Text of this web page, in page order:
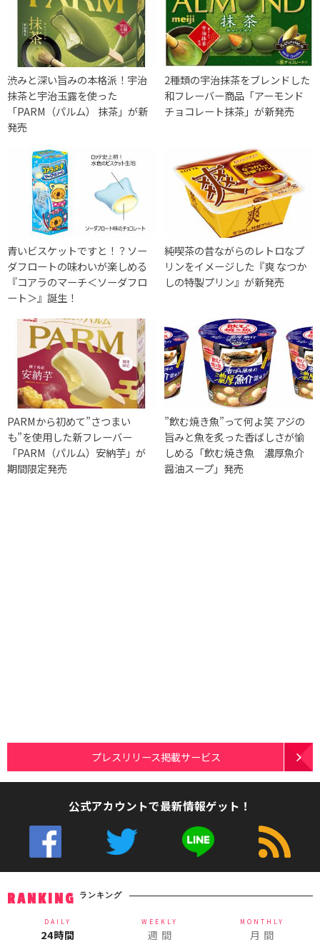
渋みと深い旨みの本格派！宇治
抹茶と宇治玉露を使った
「PARM（パルム） 抹茶」が新
発売
2種類の宇治抹茶をブレンドした
和フレーバー商品「アーモンド
チョコレート抹茶」が新発売
青いビスケットですと！？ソー
ダフロートの味わいが楽しめる
『コアラのマーチ＜ソーダフロ
ート＞』誕生！
純喫茶の昔ながらのレトロなプ
リンをイメージした『爽 なつか
しの特製プリン』が新発売
PARMから初めて”さつまい
も”を使用した新フレーバー
「PARM（パルム）安納芋」が
期間限定発売
”飲む焼き魚”って何よ笑 アジの
旨みと魚を炙った香ばしさが愉
しめる「飲む焼き魚 濃厚魚介
醤油スープ」発売
プレスリリース掲載サービス
公式アカウントで最新情報ゲット！
RANKING ランキング
DAILY
24時間
WEEKLY
週 間
MONTHLY
月 間